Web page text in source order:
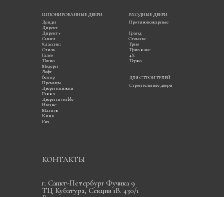
Денди
ШПОНИРОВАННЫЕ ДВЕРИ ВХОДНЫЕ ДВЕРИ
ДЛЯ СТРОИТЕЛЕЙ
КОНТАКТЫ
Противопожарные
Гранд
Строительные двери
Двери invisible
Трио
Стомакс
4Х
Термо
Трио макс
Нюанс
Магнум
Кинк
Рич
Директ
Директ+
Классика
Сингл
Стиль
Венир
Лофт
Гамма
Галео
Модерн
Токио
Премиум
Двери книжки
г. Санкт-Петербург Фучика 9
ТЦ Кубатура, Секция 1В. 430/1